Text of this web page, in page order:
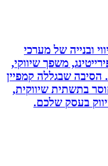
של מערכי
משפך שיווקי,
שבגללה קמפיין
שיווקית,
שלכם.